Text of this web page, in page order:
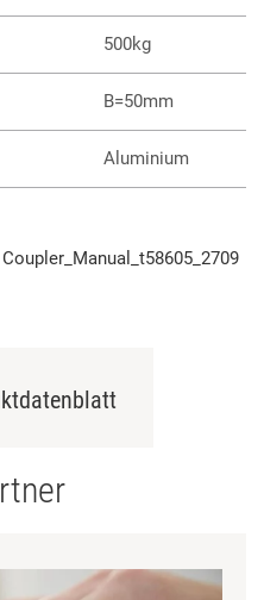
500kg
B=50mm
Aluminium